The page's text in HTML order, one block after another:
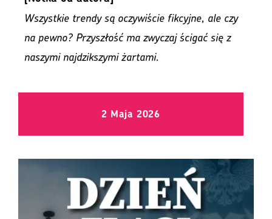
2 Maja 2026
Wszystkie trendy są oczywiście fikcyjne, ale czy
na pewno? Przyszłość ma zwyczaj ścigać się z
naszymi najdzikszymi żartami.